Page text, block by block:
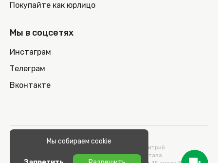
Покупайте как юрлицо
Мы в соцсетях
Инстаграм
Телеграм
Вконтакте
© 2026 100nout.by,
ООО «СТОНОУТБУКОВ» Директор Метельский Дмитрий
Константинович, действующий на основании Устава.
Мы собираем cookie